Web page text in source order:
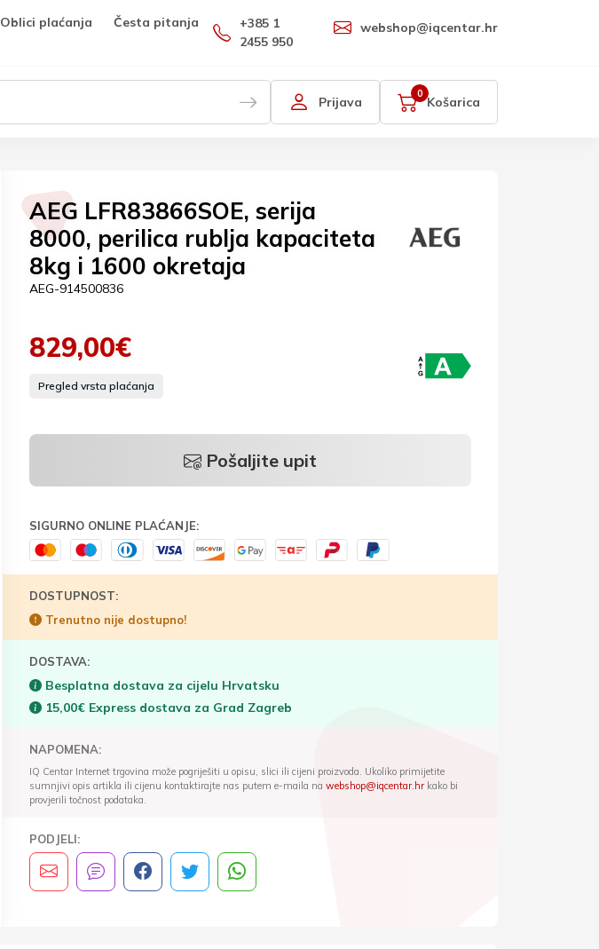
Oblici plaćanja
Česta pitanja
+385 1
2455 950
webshop@iqcentar.hr
Prijava Košarica
0
AEG LFR83866SOE, serija
8000, perilica rublja kapaciteta
8kg i 1600 okretaja
AEG-914500836
829,00€
Pregled vrsta plaćanja
Pošaljite upit
SIGURNO ONLINE PLAĆANJE:
DOSTUPNOST:
Trenutno nije dostupno!
DOSTAVA:
Besplatna dostava za cijelu Hrvatsku
15,00€ Express dostava za Grad Zagreb
NAPOMENA:
IQ Centar Internet trgovina može pogriješiti u opisu, slici ili cijeni proizvoda. Ukoliko primijetite
sumnjivi opis artikla ili cijenu kontaktirajte nas putem e-maila na webshop@iqcentar.hrkako bi
provjerili točnost podataka.
PODJELI: